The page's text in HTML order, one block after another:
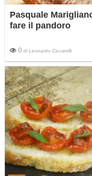
Pasquale
fare il pandoro
0 di Leonardo Ciccarelli